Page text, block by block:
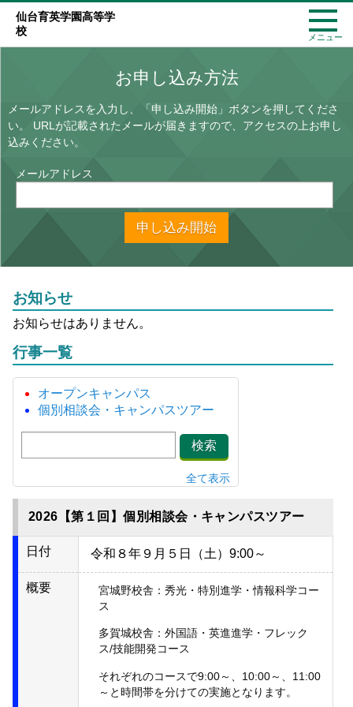
仙台育英学園高等学
校
メニュー
お申し込み方法
メールアドレスを入力し、「申し込み開始」ボタンを押してくださ
い。
URLが記載されたメールが届きますので、アクセスの上お申し
込みください。
メールアドレス
申し込み開始
お知らせ
お知らせはありません。
行事一覧
オープンキャンパス
個別相談会・キャンパスツアー
検索
全て表示
2026【第１回】個別相談会・キャンパスツアー
日付 令和８年９月５日（土）9:00～
概要
宮城野校舎：秀光・特別進学・情報科学コー
ス
多賀城校舎：外国語・英進進学・フレック
ス/技能開発コース
それぞれのコースで9:00～、10:00～、11:00
～と時間帯を分けての実施となります。